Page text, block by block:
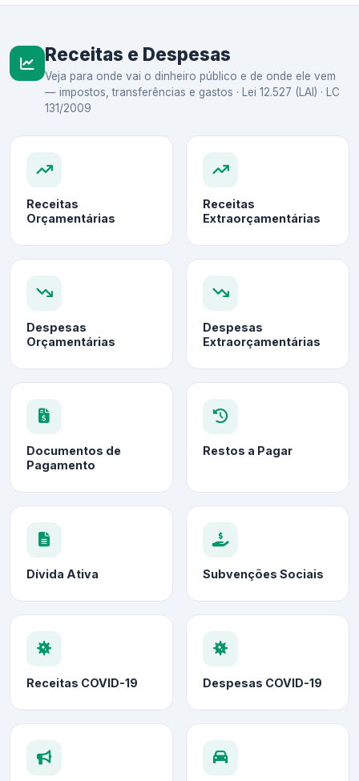
Receitas e Despesas
Veja para onde vai o dinheiro público e de onde ele vem
— impostos, transferências e gastos · Lei 12.527 (LAI) · LC
131/2009
Receitas
Orçamentárias
Receitas
Extraorçamentárias
Despesas
Orçamentárias
Despesas
Extraorçamentárias
Documentos de
Pagamento
Restos a Pagar
Dívida Ativa Subvenções Sociais
Receitas COVID-19 Despesas COVID-19